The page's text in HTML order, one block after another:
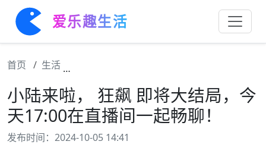
爱乐趣生活
首页 生活
小陆来啦， 狂飙 即将大结局，今
天17:00在直播间一起畅聊！
发布时间：2024-10-05 14:41